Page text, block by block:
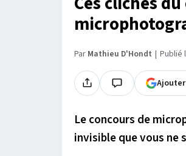
Par Mathieu D'Hondt Publié
Le concours de
invisible que vous ne